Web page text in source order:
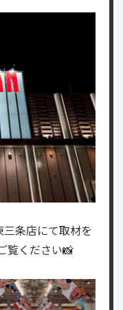
条店にて取材を
覧ください📸